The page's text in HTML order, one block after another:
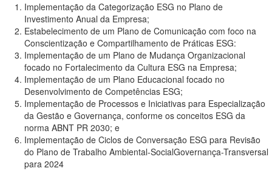
Implementação da Categorização ESG no Plano de
Investimento Anual da Empresa;
Estabelecimento de um Plano de Comunicação com foco na
Conscientização e Compartilhamento de Práticas ESG:
Implementação de um Plano de Mudança Organizacional
focado no Fortalecimento da Cultura ESG na Empresa;
Implementação de um Plano Educacional focado no
Desenvolvimento de Competências ESG;
Implementação de Processos e Iniciativas para Especialização
da Gestão e Governança, conforme os conceitos ESG da
norma ABNT PR 2030; e
Implementação de Ciclos de Conversação ESG para Revisão
do Plano de Trabalho Ambiental-SocialGovernança-Transversal
para 2024